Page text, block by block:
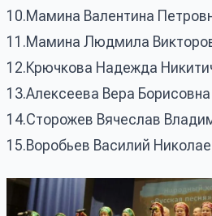
10.Мамина Валентина
11.Мамина Людмила
12.Крючкова Надежда
13.Алексеева Вера Борисовна
14.Сторожев Вячеслав
15.Воробьев Василий